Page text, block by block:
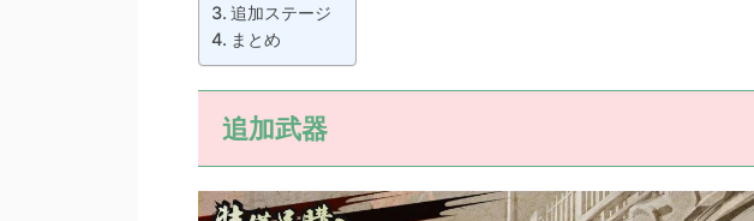
追加ステージ
まとめ
追加武器